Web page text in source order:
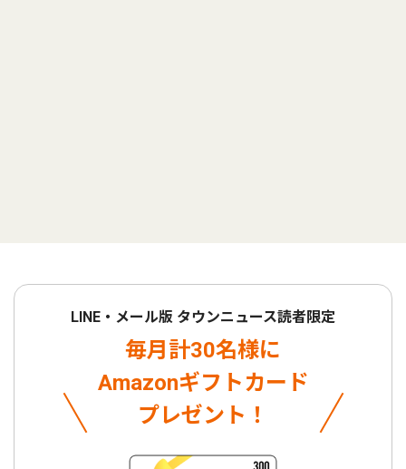
LINE・メール版 タウンニュース読者限定
毎月計30名様に
Amazonギフトカード
プレゼント！